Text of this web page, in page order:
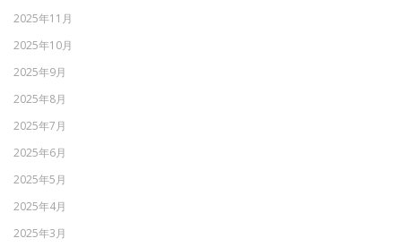
2025年11月
2025年10月
2025年9月
2025年8月
2025年7月
2025年6月
2025年5月
2025年4月
2025年3月